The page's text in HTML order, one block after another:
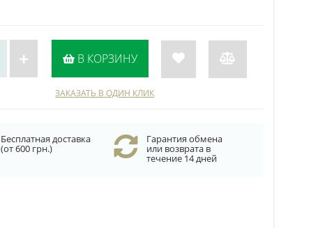
В КОРЗИНУ
ЗАКАЗАТЬ В ОДИН КЛИК
Бесплатная доставка
(от 600 грн.)
Гарантия обмена
или возврата в
течение 14 дней